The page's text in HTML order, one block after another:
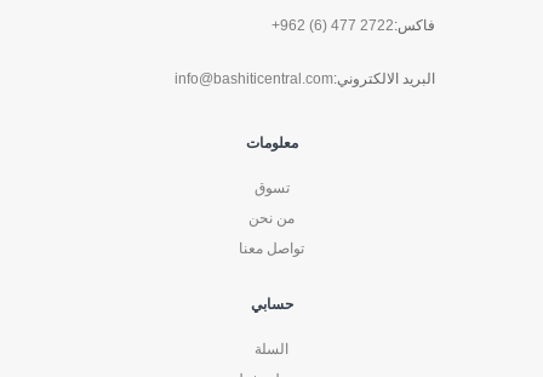
فاكس:+962 (6) 477 2722
البريد الالكتروني:info@bashiticentral.com
معلومات
تسوق
من نحن
تواصل معنا
حسابي
السلة